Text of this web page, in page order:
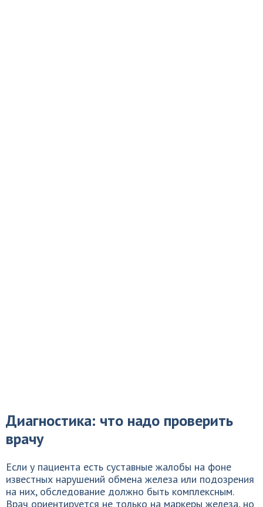
Диагностика: что надо проверить
врачу
Если у пациента есть суставные жалобы на фоне
известных нарушений обмена железа или подозрения
на них, обследование должно быть комплексным.
Врач ориентируется не только на маркеры железа, но